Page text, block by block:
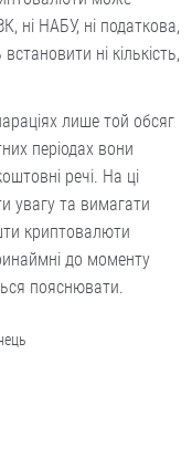
ні НАБУ, ні податкова,
ні кількість,
лише той обсяг
періодах вони
речі. На ці
увагу та вимагати
криптовалюти
до моменту
пояснювати.